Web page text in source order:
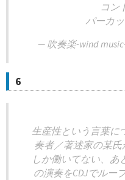
コン
パーカ
— 吹奏楽-wind
6
生産性という言葉に
奏者／著述家の某
しか働いてない、あ
の演奏をCDJでルー